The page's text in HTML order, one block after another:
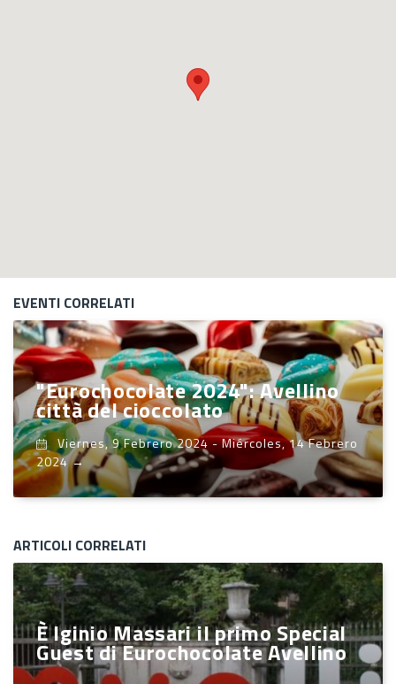
EVENTI CORRELATI
"Eurochocolate 2024": Avellino
città del cioccolato
Viernes, 9 Febrero 2024-Miércoles, 14 Febrero
2024→
ARTICOLI CORRELATI
È Iginio Massari il primo Special
Guest di Eurochocolate Avellino